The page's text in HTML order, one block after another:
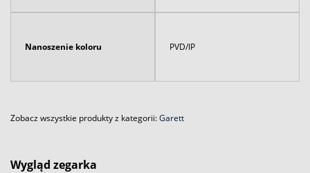
Nanoszenie koloru PVD/IP
Zobacz wszystkie produkty z kategorii:Garett
Wygląd zegarka